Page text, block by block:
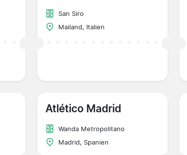
San Siro
Mailand, Italien
Atlético Madrid
Wanda Metropolitano
Madrid, Spanien